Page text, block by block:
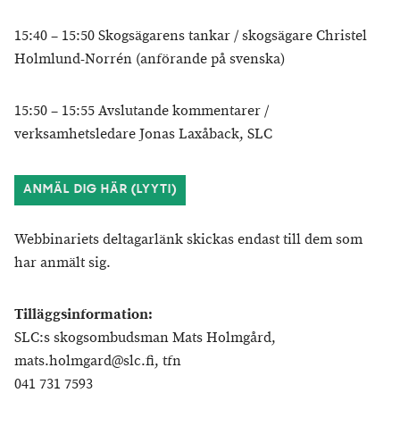
15:40 – 15:50 Skogsägarens tankar / skogsägare Christel
Holmlund-Norrén (anförande på svenska)
15:50 – 15:55 Avslutande kommentarer /
verksamhetsledare Jonas Laxåback, SLC
ANMÄL DIG HÄR (LYYTI)
Webbinariets deltagarlänk skickas endast till dem som
har anmält sig.
Tilläggsinformation:
SLC:s skogsombudsman Mats Holmgård,
mats.holmgard@slc.fi, tfn
041 731 7593